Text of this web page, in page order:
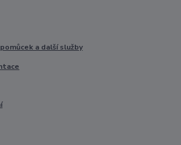
a další služby